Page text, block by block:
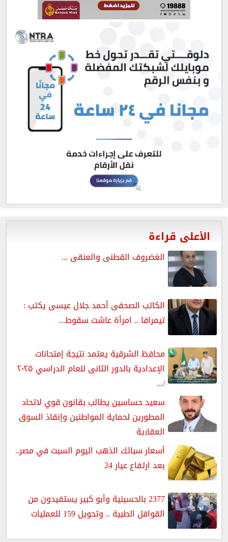
الأعلى قراءة
الغضروف القطنى والعنقى ...
الكاتب الصحفى أحمد جلال عيسى يكتب :
تيمرافا .. امرأة عاشت سقوط...
محافظ الشرقية يعتمد نتيجة إمتحانات
الإعدادية بالدور الثانى للعام الدراسي ٢٠٢٥
/...
سعيد حساسين يطالب بقانون قوي لاتحاد
المطورين لحماية المواطنين وإنقاذ السوق
العقارية
أسعار سبائك الذهب اليوم السبت في مصر..
بعد ارتفاع عيار 24
2377 بالحسينية وأبو كبير يستفيدون من
القوافل الطبية .. وتحويل 159 للعمليات